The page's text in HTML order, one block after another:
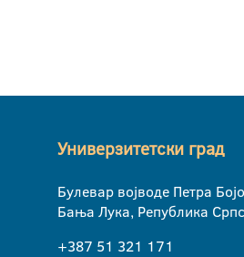
Универзитетски град
Булевар војводе Петра
Бања Лука, Република
+387 51 321 171